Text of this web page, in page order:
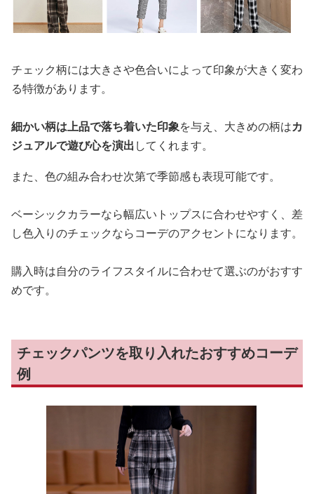
チェック柄には大きさや色合いによって印象が大きく変わ
る特徴があります。
細かい柄は上品で落ち着いた印象を与え、大きめの柄はカ
ジュアルで遊び心を演出してくれます。
また、色の組み合わせ次第で季節感も表現可能です。
ベーシックカラーなら幅広いトップスに合わせやすく、差
し色入りのチェックならコーデのアクセントになります。
購入時は自分のライフスタイルに合わせて選ぶのがおすす
めです。
チェックパンツを取り入れたおすすめコーデ
例